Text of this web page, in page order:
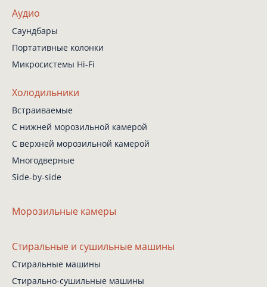
Аудио
Саундбары
Портативные колонки
Микросистемы Hi-Fi
Холодильники
Встраиваемые
С нижней морозильной камерой
С верхней морозильной камерой
Многодверные
Side-by-side
Морозильные камеры
Стиральные и сушильные машины
Стиральные машины
Стирально-сушильные машины